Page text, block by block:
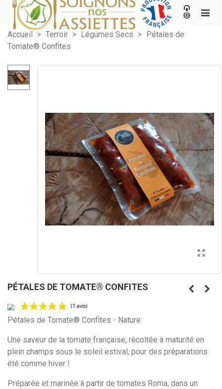
0
Accueil > Terroir > Légumes Secs > Pétales de
Tomate® Confites
PÉTALES DE TOMATE® CONFITES
Pétales de Tomate® Confites - Nature
Une saveur de la tomate française, récoltée à maturité en
plein champs sous le soleil estival, pour des préparations
été comme hiver !
Préparée et marinée à partir de tomates Roma, dans un